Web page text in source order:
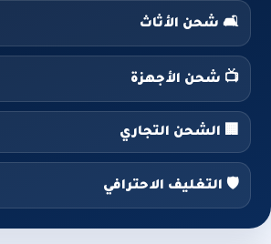
🛋️ شحن الأثاث
📺 شحن الأجهزة
🏢 الشحن التجاري
🛡️ التغليف الاحترافي